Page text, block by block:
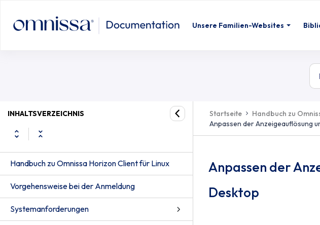
Unsere Familien-Websites
INHALTSVERZEICHNIS
Handbuch zu Omnissa Horizon Client für Linux
Vorgehensweise bei der Anmeldung
Systemanforderungen
Startseite Handbuch zu
Anpassen der Anzeigeauflösung
Anpassen der
Desktop